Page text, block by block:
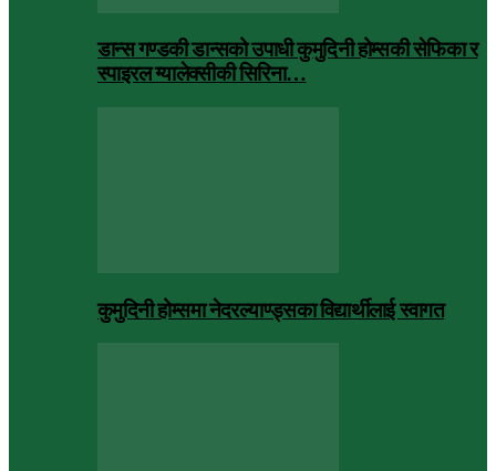
डान्स गण्डकी डान्सको उपाधी कुमुदिनी होम्सकी सेफिका र
स्पाइरल ग्यालेक्सीकी सिरिना…
कुमुदिनी होम्समा नेदरल्याण्ड्सका विद्यार्थीलाई स्वागत